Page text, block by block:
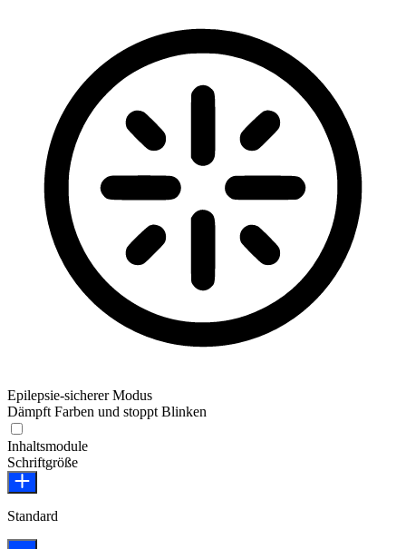
Epilepsie-sicherer Modus
Dämpft Farben und stoppt Blinken
Inhaltsmodule
Schriftgröße
Standard